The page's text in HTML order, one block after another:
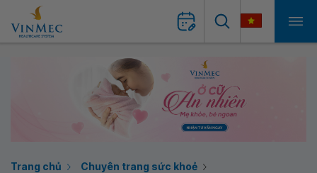
Trang chủ
Chuyên trang sức khoẻ